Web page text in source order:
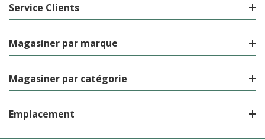
Service Clients
Magasiner par marque
Magasiner par catégorie
Emplacement